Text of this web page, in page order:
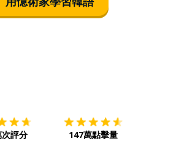
評分 147萬點擊量